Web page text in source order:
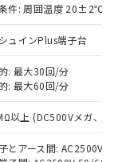
件: 周囲温度 20±2℃、
ュインPlus端子台
: 最大30回/分
: 最大60回/分
以上 (DC500Vメガ、点
とアース間: AC2500V
ので
中には、
品もある
結果は、
社内デー
あり、閲
ことをご
で、有
として
などや
下、 カド
ビフェニル
RoHSの
RoHSの
。
へお問
ち、外国
る商品
を輸出
は、日本
取引許
続きを